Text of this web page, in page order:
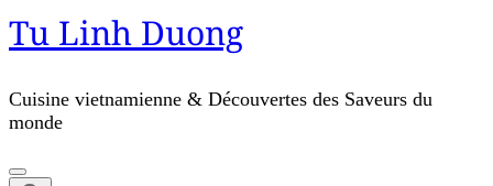
Tu Linh Duong
Cuisine vietnamienne & Découvertes des Saveurs du
monde